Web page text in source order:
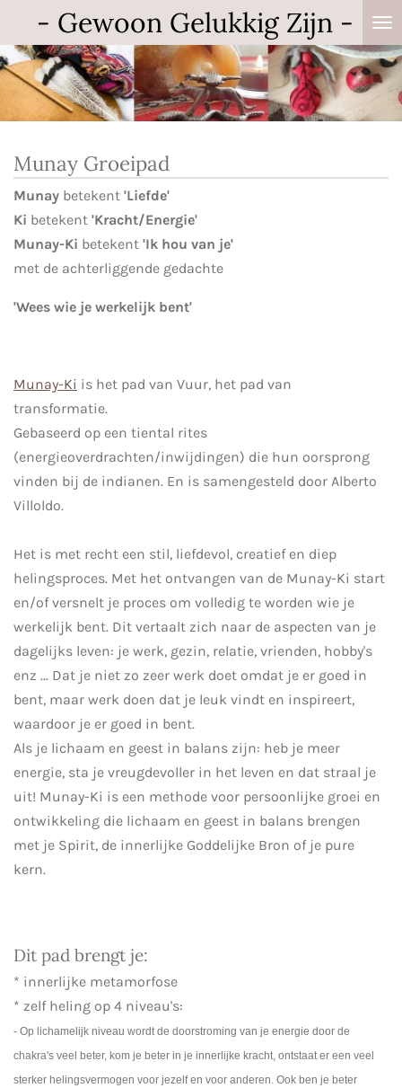
direct
naar
hoofdinhoud
- Gewoon Gelukkig Zijn -
Munay Groeipad
Munay betekent 'Liefde'
Ki betekent 'Kracht/Energie'
Munay-Ki betekent 'Ik hou van je'
met de achterliggende gedachte
'Wees wie je werkelijk bent'
Munay-Ki is het pad van Vuur, het pad van
transformatie.
Gebaseerd op een tiental rites
(energieoverdrachten/inwijdingen) die hun oorsprong
vinden bij de indianen. En is samengesteld door Alberto
Villoldo.
Het is met recht een stil, liefdevol, creatief en diep
helingsproces. Met het ontvangen van de Munay-Ki start
en/of versnelt je proces om volledig te worden wie je
werkelijk bent. Dit vertaalt zich naar de aspecten van je
dagelijks leven: je werk, gezin, relatie, vrienden, hobby's
enz ... Dat je niet zo zeer werk doet omdat je er goed in
bent, maar werk doen dat je leuk vindt en inspireert,
waardoor je er goed in bent.
Als je lichaam en geest in balans zijn: heb je meer
energie, sta je vreugdevoller in het leven en dat straal je
uit! Munay-Ki is een methode voor persoonlijke groei en
ontwikkeling die lichaam en geest in balans brengen
met je Spirit, de innerlijke Goddelijke Bron of je pure
kern.
Dit pad brengt je:
* innerlijke metamorfose
* zelf heling op 4 niveau's:
- Op lichamelijk niveau wordt de doorstroming van je energie door de
chakra's veel beter, kom je beter in je innerlijke kracht, ontstaat er een veel
sterker helingsvermogen voor jezelf en voor anderen. Ook ben je beter